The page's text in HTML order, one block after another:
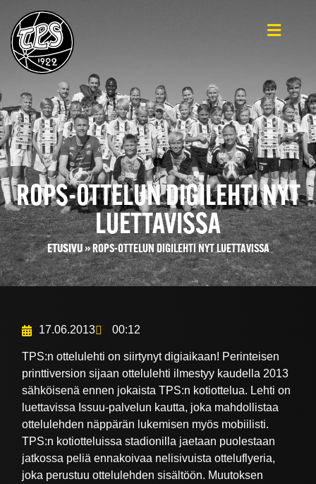
ROPS-OTTELUN DIGILEHTI NYT
LUETTAVISSA
ETUSIVU»ROPS-OTTELUN DIGILEHTI NYT LUETTAVISSA
17.06.2013 00:12
TPS:n ottelulehti on siirtynyt digiaikaan! Perinteisen
printtiversion sijaan ottelulehti ilmestyy kaudella 2013
sähköisenä ennen jokaista TPS:n kotiottelua. Lehti on
luettavissa Issuu-palvelun kautta, joka mahdollistaa
ottelulehden näppärän lukemisen myös mobiilisti.
TPS:n kotiotteluissa stadionilla jaetaan puolestaan
jatkossa peliä ennakoivaa nelisivuista otteluflyeria,
joka perustuu ottelulehden sisältöön. Muutoksen